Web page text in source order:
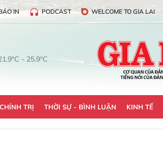
IN PODCAST WELCOME TO GIA LAI
- 25.9°C
CHÍNH TRỊ THỜI SỰ - BÌNH LUẬN KINH TẾ